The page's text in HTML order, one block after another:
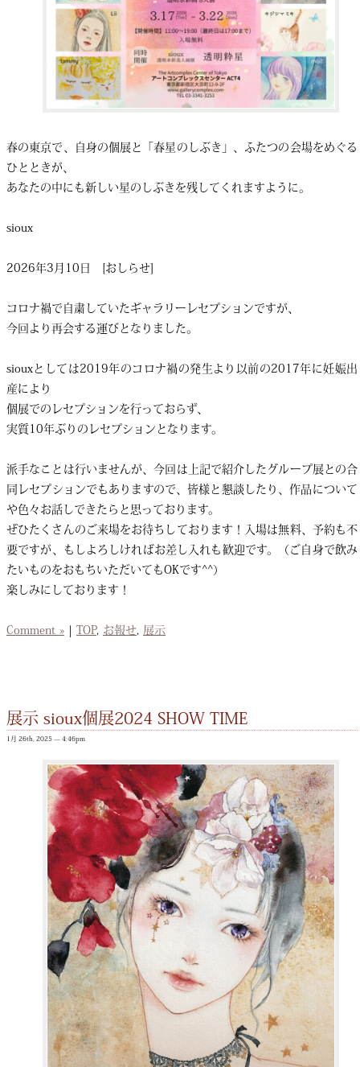
春の東京で、自身の個展と「春星のしぶき」、ふたつの会場をめぐる
ひとときが、
あなたの中にも新しい星のしぶきを残してくれますように。
sioux
2026年3月10日 [おしらせ]
コロナ禍で自粛していたギャラリーレセプションですが、
今回より再会する運びとなりました。
siouxとしては2019年のコロナ禍の発生より以前の2017年に妊娠出
産により
個展でのレセプションを行っておらず、
実質10年ぶりのレセプションとなります。
派手なことは行いませんが、今回は上記で紹介したグループ展との合
同レセプションでもありますので、皆様と懇談したり、作品について
や色々お話しできたらと思っております。
ぜひたくさんのご来場をお待ちしております！入場は無料、予約も不
要ですが、もしよろしければお差し入れも歓迎です。（ご自身で飲み
たいものをおもちいただいてもOKです^^）
楽しみにしております！
Comment » | TOP, お報せ, 展示
展示 sioux個展2024 SHOW TIME
1月 26th, 2025 — 4:46pm